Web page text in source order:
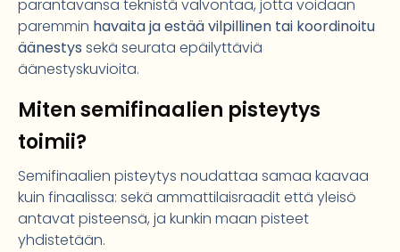
parantavansa teknistä valvontaa, jotta voidaan
paremmin havaita ja estää vilpillinen tai koordinoitu
äänestys sekä seurata epäilyttäviä
äänestyskuvioita.
Miten semifinaalien pisteytys
toimii?
Semifinaalien pisteytys noudattaa samaa kaavaa
kuin finaalissa: sekä ammattilaisraadit että yleisö
antavat pisteensä, ja kunkin maan pisteet
yhdistetään.